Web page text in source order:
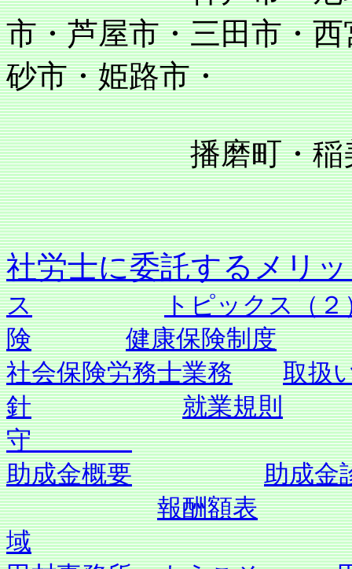
市・芦屋市・三田市・
砂市・姫路市・
播磨町・稲美町
社労士に委託す
ス
トピックス（２
険
健康保険制度
社会保険労務士業務
取扱
針
就業規則
守
助成金概要
助成金
報酬額表
域